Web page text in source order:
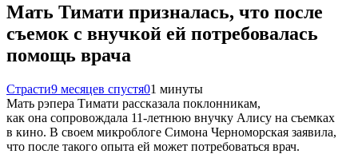
Мать Тимати призналась, что после
съемок с внучкой ей потребовалась
помощь врача
Страсти9 месяцев спустя01 минуты
Мать рэпера Тимати рассказала поклонникам,
как она сопровождала 11-летнюю внучку Алису на съемках
в кино. В своем микроблоге Симона Черноморская заявила,
что после такого опыта ей может потребоваться врач.